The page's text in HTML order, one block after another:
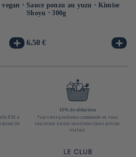
⋅ Sauce ponzu au yuzu ⋅ Kimise
Shoyu ⋅ 300g
Prix
6.50 €
85€ à
domicile
10% de réduction
*sur votre prochaine commande en vous
inscrivant à notre newsletter (hors articles
exclus)